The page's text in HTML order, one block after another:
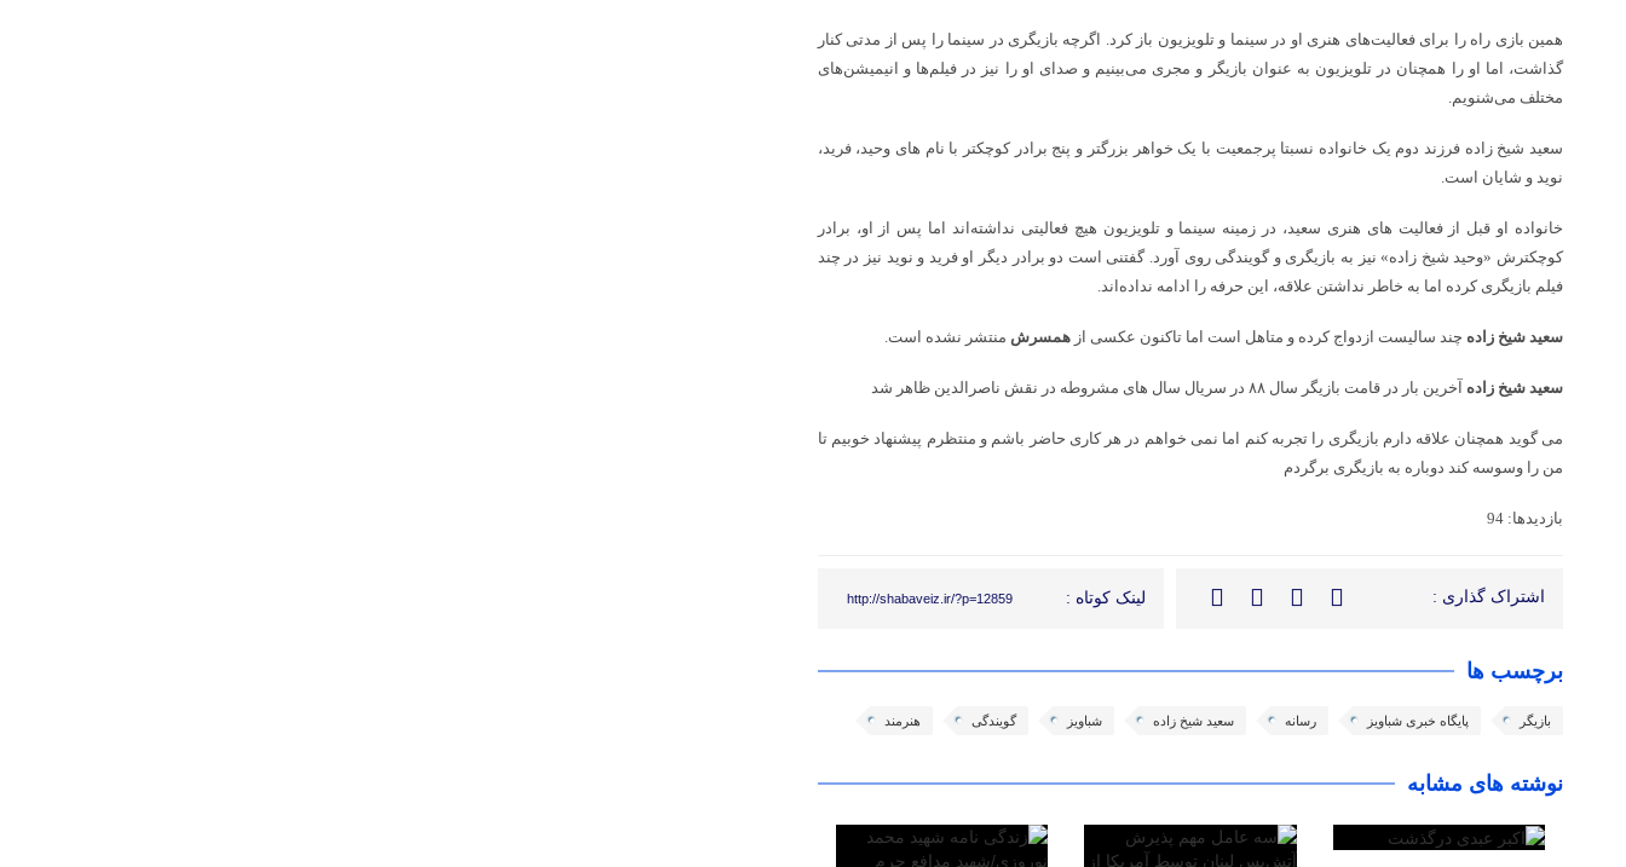
همین بازی راه را برای فعالیت‌های هنری او در سینما و تلویزیون باز کرد. اگرچه بازیگری در سینما را پس از مدتی کنار
گذاشت، اما او را همچنان در تلویزیون به عنوان بازیگر و مجری می‌بینیم و صدای او را نیز در فیلم‌ها و انیمیشن‌های
مختلف می‌شنویم.
سعید شیخ زاده فرزند دوم یک خانواده نسبتا پرجمعیت با یک خواهر بزرگتر و پنج برادر کوچکتر با نام های وحید، فرید،
نوید و شایان است.
خانواده او قبل از فعالیت های هنری سعید، در زمینه سینما و تلویزیون هیچ فعالیتی نداشته‌اند اما پس از او، برادر
کوچکترش «وحید شیخ زاده» نیز به بازیگری و گویندگی روی آورد. گفتنی است دو برادر دیگر او فرید و نوید نیز در چند
فیلم بازیگری کرده اما به خاطر نداشتن علاقه، این حرفه را ادامه نداده‌اند.
سعید شیخ زاده چند سالیست ازدواج کرده و متاهل است اما تاکنون عکسی از همسرش منتشر نشده است.
سعید شیخ زاده آخرین بار در قامت بازیگر سال ۸۸ در سریال سال های مشروطه در نقش ناصرالدین ظاهر شد
می گوید همچنان علاقه دارم بازیگری را تجربه کنم اما نمی خواهم در هر کاری حاضر باشم و منتظرم پیشنهاد خوبیم تا
من را وسوسه کند دوباره به بازیگری برگردم
بازدیدها: 94
اشتراک گذاری : لینک کوتاه : http://shabaveiz.ir/?p=12859
برچسب ها
بازیگر پایگاه خبری شباویز رسانه سعید شیخ زاده شباویز گویندگی هنرمند
نوشته های مشابه